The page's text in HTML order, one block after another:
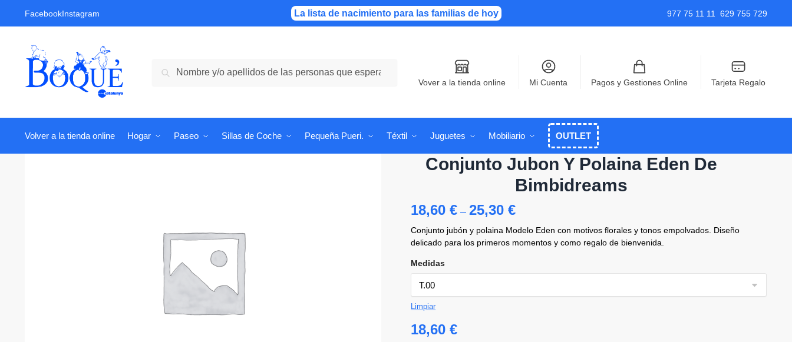
FacebookInstagram La lista de nacimiento para las familias de hoy 977 75 11 11 629 755 729
Vover a la tienda online Mi Cuenta Pagos y Gestiones Online Tarjeta Regalo
Volver a la tienda online Hogar Paseo Sillas de Coche Pequeña Pueri. Téxtil Juguetes Mobiliario OUTLET
Conjunto Jubon Y Polaina Eden De
Bimbidreams
18,60€ –25,30€
Conjunto jubón y polaina Modelo Eden con motivos florales y tonos empolvados. Diseño
delicado para los primeros momentos y como regalo de bienvenida.
Medidas
Limpiar
18,60€